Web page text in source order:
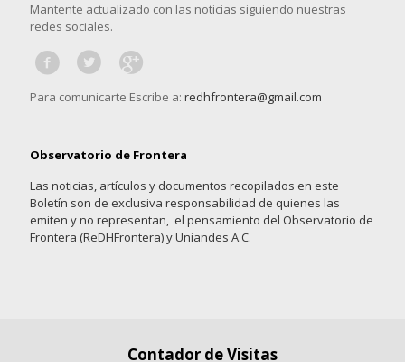
Mantente actualizado con las noticias siguiendo nuestras
redes sociales.
Para comunicarte Escribe a: redhfrontera@gmail.com
Observatorio de Frontera
Las noticias, artículos y documentos recopilados en este
Boletín son de exclusiva responsabilidad de quienes las
emiten y no representan, el pensamiento del Observatorio de
Frontera (ReDHFrontera) y Uniandes A.C.
Contador de Visitas